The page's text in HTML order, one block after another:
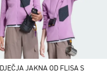
DJEČJA JAKNA OD FLISA S